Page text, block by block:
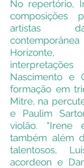
No repertório,
composições
artistas
Nascimento e
formação em
Mitre, na
e Paulim
violão. "Irene
também além
talentosos,
acordeon e